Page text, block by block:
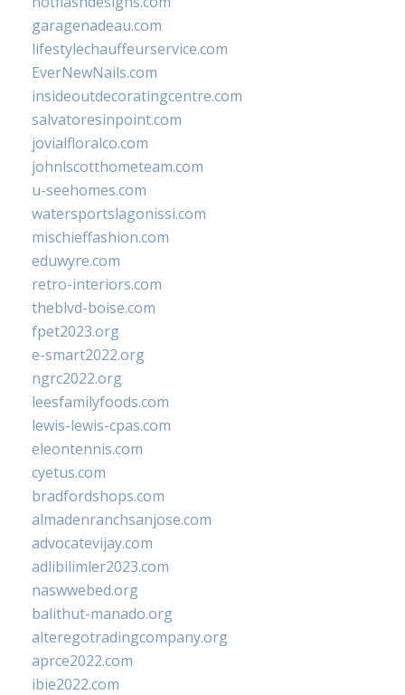
garagenadeau.com
lifestylechauffeurservice.com
EverNewNails.com
insideoutdecoratingcentre.com
salvatoresinpoint.com
jovialfloralco.com
johnlscotthometeam.com
u-seehomes.com
watersportslagonissi.com
mischieffashion.com
eduwyre.com
retro-interiors.com
theblvd-boise.com
fpet2023.org
e-smart2022.org
ngrc2022.org
leesfamilyfoods.com
lewis-lewis-cpas.com
eleontennis.com
cyetus.com
bradfordshops.com
almadenranchsanjose.com
advocatevijay.com
adlibilimler2023.com
naswwebed.org
balithut-manado.org
alteregotradingcompany.org
aprce2022.com
ibie2022.com